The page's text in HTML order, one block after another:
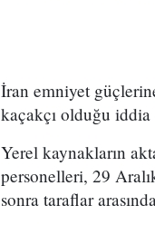
İran emniyet
kaçakçı olduğu iddia
Yerel kaynakların
personelleri, 29
sonra taraflar